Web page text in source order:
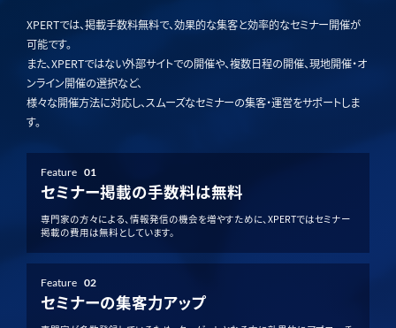
XPERTでは、掲載手数料無料で、効果的な集客と効率的なセミナー開催が
可能です。
また、XPERTではない外部サイトでの開催や、複数日程の開催、現地開催・オ
ンライン開催の選択など、
様々な開催方法に対応し、スムーズなセミナーの集客・運営をサポートしま
す。
Feature 01
セミナー掲載の手数料は無料
専門家の方々による、情報発信の機会を増やすために、XPERTではセミナー
掲載の費用は無料としています。
Feature 02
セミナーの集客力アップ